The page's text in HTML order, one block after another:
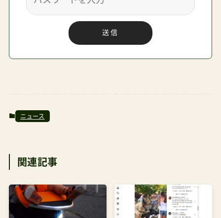
デザインがテロン！としていて家電を品定めしてい
る気分になる。ゲームのようなリアルがすぐそこ
まで来ている。私が最も興味を惹かれたのが西ホ
連れは先に行ったほうがいいだろう。ちゃっかり
Instagramで見る東京ベビーカー
カーは日本？中国で？声がかかった方でやりたい。
noteのメンバーシップ（有料）で今後の経過を逐次
送信
ニュース
関連記事